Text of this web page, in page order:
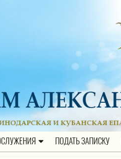
ПОДАТЬ ЗАПИСКУ